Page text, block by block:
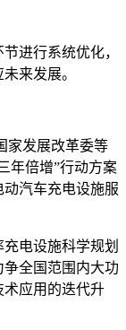
进行系统优化，
来发展。
家发展改革委等
年倍增”行动方案
动汽车充电设施服
电设施科学规划
争全国范围内大功
术应用的迭代升